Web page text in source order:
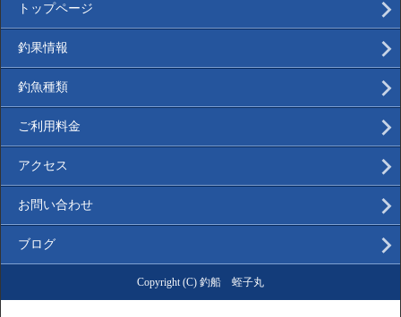
トップページ
釣果情報
釣魚種類
ご利用料金
アクセス
お問い合わせ
ブログ
Copyright (C) 釣船 蛭子丸